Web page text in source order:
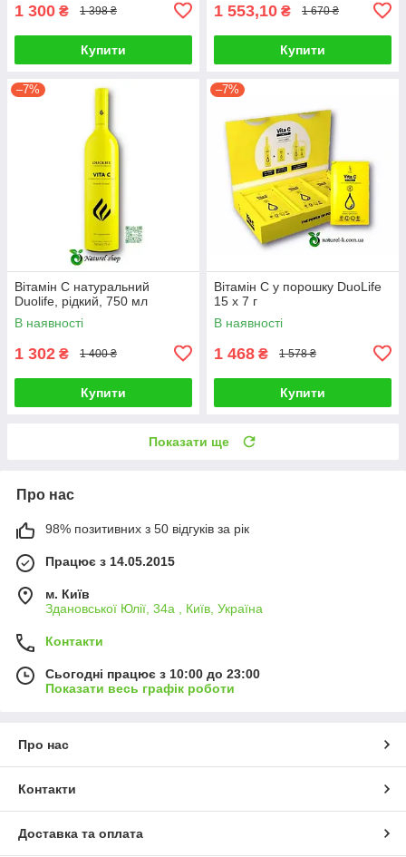
1 300 ₴ 1 398 ₴
Купити
1 553,10 ₴ 1 670 ₴
Купити
–7%
Вітамін C натуральний
Duolife, рідкий, 750 мл
В наявності
1 302 ₴ 1 400 ₴
Купити
–7%
Вітамін С у порошку DuoLife
15 х 7 г
В наявності
1 468 ₴ 1 578 ₴
Купити
Показати ще
Про нас
98% позитивних з 50 відгуків за рік
Працює з 14.05.2015
м. Київ
Здановської Юлії, 34а , Київ, Україна
Контакти
Сьогодні працює з 10:00 до 23:00
Показати весь графік роботи
Про нас
Контакти
Доставка та оплата